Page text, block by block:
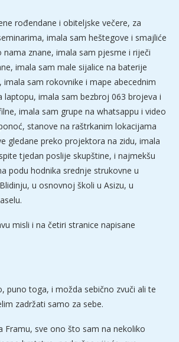
rođendane i obiteljske večere, za
imala sam heštegove i smajliće
znane, imala sam pjesme i riječi
imala sam male sijalice na baterije
imala sam rokovnike i mape abecednim
laptopu, imala sam bezbroj 063 brojeva i
imala sam grupe na whatsappu i video
stanove na raštrkanim lokacijama
gledane preko projektora na zidu, imala
tjedan poslije skupštine, i najmekšu
podu hodnika srednje strukovne u
u osnovnoj školi u Asizu, u
misli i na četiri stranice napisane
puno toga, i možda sebično zvuči ali te
zadržati samo za sebe.
Framu, sve ono što sam na nekoliko